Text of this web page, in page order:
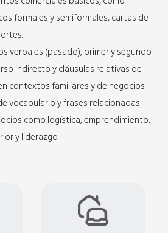
formales y semiformales, cartas de
verbales (pasado), primer y segundo
indirecto y cláusulas relativas de
contextos familiares y de negocios.
vocabulario y frases relacionadas
como logística, emprendimiento,
y liderazgo.